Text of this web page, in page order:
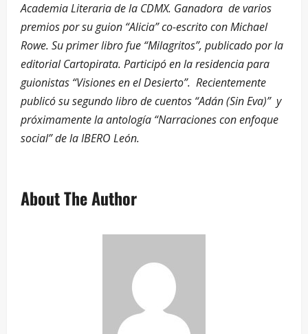
Academia Literaria de la CDMX. Ganadora de varios
premios por su guion “Alicia” co-escrito con Michael
Rowe. Su primer libro fue “Milagritos”, publicado por la
editorial Cartopirata. Participó en la residencia para
guionistas “Visiones en el Desierto”. Recientemente
publicó su segundo libro de cuentos “Adán (Sin Eva)” y
próximamente la antología “Narraciones con enfoque
social” de la IBERO León.
About The Author